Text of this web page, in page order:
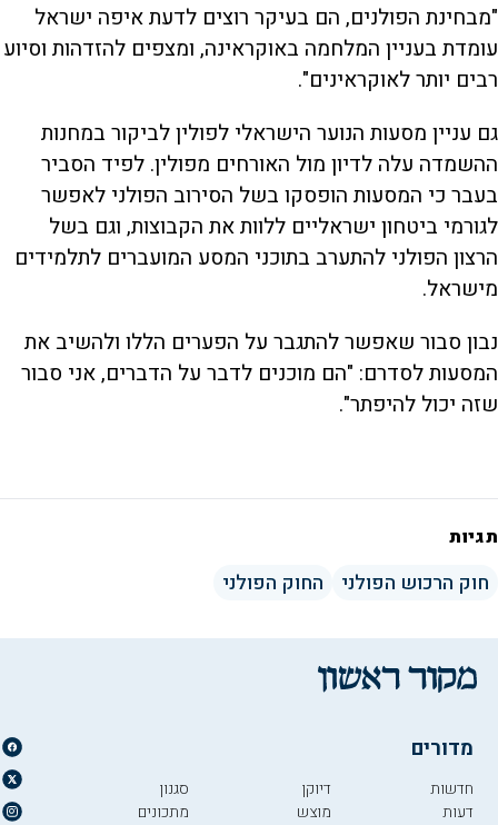
"מבחינת הפולנים, הם בעיקר רוצים לדעת איפה ישראל
עומדת בעניין המלחמה באוקראינה, ומצפים להזדהות וסיוע
רבים יותר לאוקראינים".
גם עניין מסעות הנוער הישראלי לפולין לביקור במחנות
ההשמדה עלה לדיון מול האורחים מפולין. לפיד הסביר
בעבר כי המסעות הופסקו בשל הסירוב הפולני לאפשר
לגורמי ביטחון ישראליים ללוות את הקבוצות, וגם בשל
הרצון הפולני להתערב בתוכני המסע המועברים לתלמידים
מישראל.
נבון סבור שאפשר להתגבר על הפערים הללו ולהשיב את
המסעות לסדרם: "הם מוכנים לדבר על הדברים, אני סבור
שזה יכול להיפתר".
תגיות
חוק הרכוש הפולני החוק הפולני
מדורים
חדשות
דעות
דיוקן
מוצש
סגנון
מתכונים